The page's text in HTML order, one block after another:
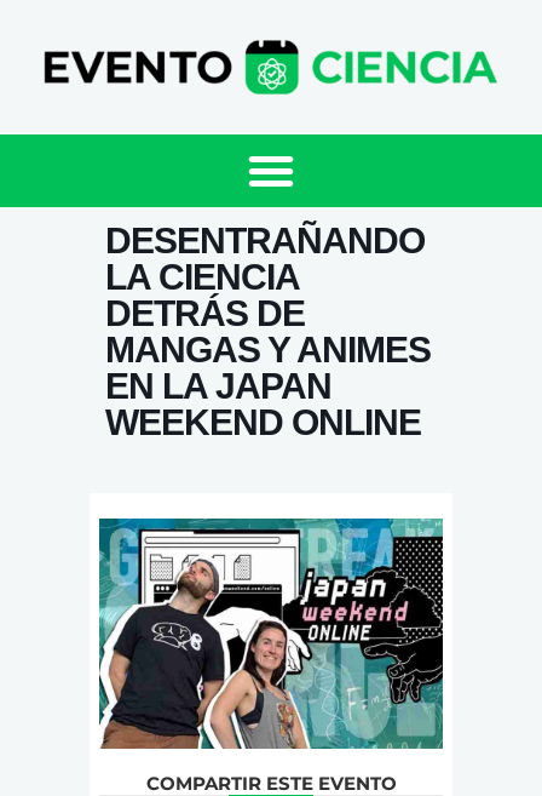
DESENTRAÑANDO
LA CIENCIA
DETRÁS DE
MANGAS Y ANIMES
EN LA JAPAN
WEEKEND ONLINE
COMPARTIR ESTE EVENTO